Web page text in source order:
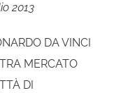
2013
DA VINCI
MERCATO
DI